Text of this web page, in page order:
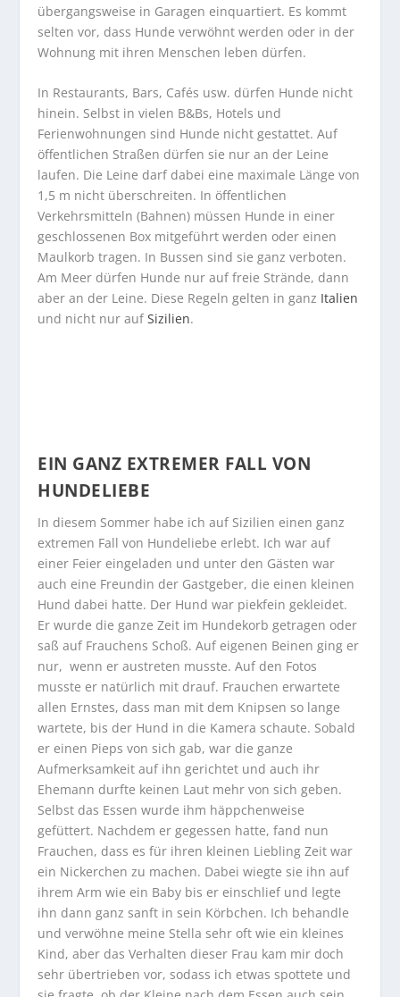
übergangsweise in Garagen einquartiert. Es kommt
selten vor, dass Hunde verwöhnt werden oder in der
Wohnung mit ihren Menschen leben dürfen.
In Restaurants, Bars, Cafés usw. dürfen Hunde nicht
hinein. Selbst in vielen B&Bs, Hotels und
Ferienwohnungen sind Hunde nicht gestattet. Auf
öffentlichen Straßen dürfen sie nur an der Leine
laufen. Die Leine darf dabei eine maximale Länge von
1,5 m nicht überschreiten. In öffentlichen
Verkehrsmitteln (Bahnen) müssen Hunde in einer
geschlossenen Box mitgeführt werden oder einen
Maulkorb tragen. In Bussen sind sie ganz verboten.
Am Meer dürfen Hunde nur auf freie Strände, dann
aber an der Leine. Diese Regeln gelten in ganz Italien
und nicht nur aufSizilien.
EIN GANZ EXTREMER FALL VON
HUNDELIEBE
In diesem Sommer habe ich auf Sizilien einen ganz
extremen Fall von Hundeliebe erlebt. Ich war auf
einer Feier eingeladen und unter den Gästen war
auch eine Freundin der Gastgeber, die einen kleinen
Hund dabei hatte. Der Hund war piekfein gekleidet.
Er wurde die ganze Zeit im Hundekorb getragen oder
saß auf Frauchens Schoß. Auf eigenen Beinen ging er
nur, wenn er austreten musste. Auf den Fotos
musste er natürlich mit drauf. Frauchen erwartete
allen Ernstes, dass man mit dem Knipsen so lange
wartete, bis der Hund in die Kamera schaute. Sobald
er einen Pieps von sich gab, war die ganze
Aufmerksamkeit auf ihn gerichtet und auch ihr
Ehemann durfte keinen Laut mehr von sich geben.
Selbst das Essen wurde ihm häppchenweise
gefüttert. Nachdem er gegessen hatte, fand nun
Frauchen, dass es für ihren kleinen Liebling Zeit war
ein Nickerchen zu machen. Dabei wiegte sie ihn auf
ihrem Arm wie ein Baby bis er einschlief und legte
ihn dann ganz sanft in sein Körbchen. Ich behandle
und verwöhne meine Stella sehr oft wie ein kleines
Kind, aber das Verhalten dieser Frau kam mir doch
sehr übertrieben vor, sodass ich etwas spottete und